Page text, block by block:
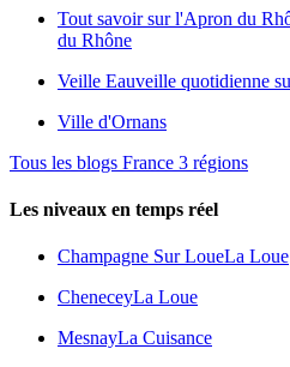
Tout savoir sur l'Apron du
du Rhône
Veille Eauveille quotidienne
Ville d'Ornans
Tous les blogs France 3 régions
Les niveaux en temps réel
Champagne Sur LoueLa Loue
CheneceyLa Loue
MesnayLa Cuisance